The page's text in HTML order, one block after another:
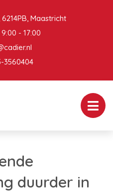
Maastricht
- 17:00
3560404
duurder in